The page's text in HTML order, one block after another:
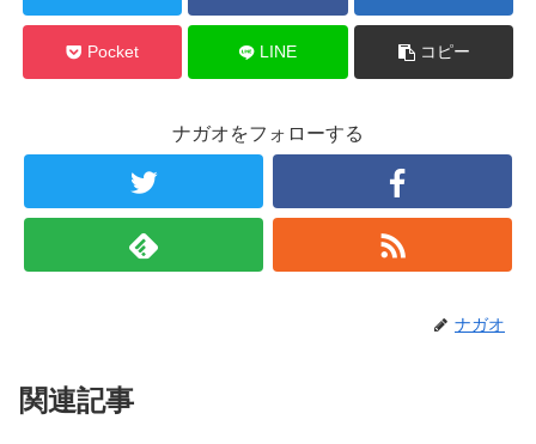
Pocket LINE コピー
ナガオをフォローする
ナガオ
関連記事